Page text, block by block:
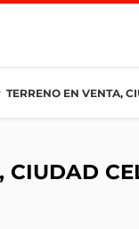
TERRENO EN VENTA,
CIUDAD